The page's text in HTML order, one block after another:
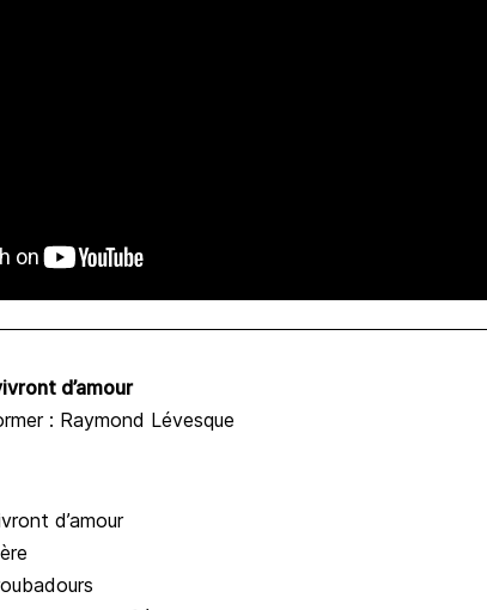
d’amour
: Raymond Lévesque
d’amour